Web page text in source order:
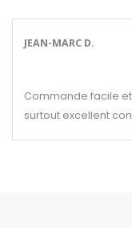
JEAN-MARC D.
Commande facile
surtout excellent